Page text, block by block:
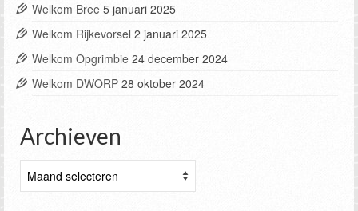
Welkom Bree 5 januari 2025
Welkom Rijkevorsel 2 januari 2025
Welkom Opgrimbie 24 december 2024
Welkom DWORP 28 oktober 2024
Archieven